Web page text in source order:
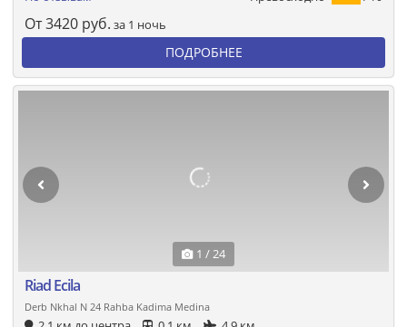
От3420 руб. за 1 ночь
ПОДРОБНЕЕ
1 / 24
Riad Ecila
Derb Nkhal N 24 Rahba Kadima Medina